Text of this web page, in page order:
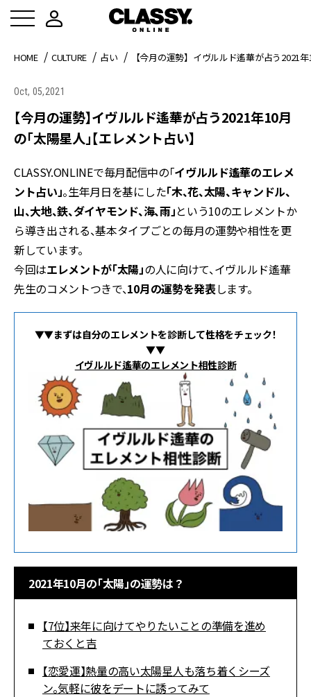
HOME CULTURE 占い 【今月の運勢】イヴルルド遙華が占う2021
Oct, 05,2021
【今月の運勢】イヴルルド遙華が占う2021年10月
の「太陽星人」【エレメント占い】
CLASSY.ONLINEで毎月配信中の「イヴルルド遙華のエレメ
ント占い」。生年月日を基にした「木、花、太陽、キャンドル、
山、大地、鉄、ダイヤモンド、海、雨」という10のエレメントか
ら導き出される、基本タイプごとの毎月の運勢や相性を更
新しています。
今回はエレメントが「太陽」の人に向けて、イヴルルド遙華
先生のコメントつきで、10月の運勢を発表します。
▼▼まずは自分のエレメントを診断して性格をチェック！
▼▼
イヴルルド遙華のエレメント相性診断
2021年10月の「太陽」の運勢は？
【7位】来年に向けてやりたいことの準備を進め
ておくと吉
【恋愛運】熱量の高い太陽星人も落ち着くシーズ
ン。気軽に彼をデートに誘ってみて